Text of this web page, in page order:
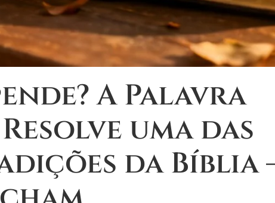
A Palavra
uma das
da Bíblia